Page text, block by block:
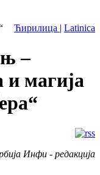
Ћирилица | Latinica
–
и магија
Инфи - редакција